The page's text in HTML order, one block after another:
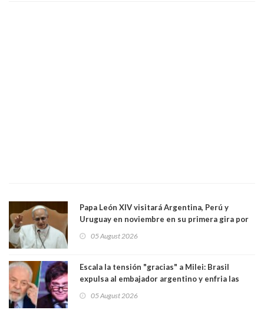
Papa León XIV visitará Argentina, Perú y
Uruguay en noviembre en su primera gira por
05 August 2026
Escala la tensión "gracias" a Milei: Brasil
expulsa al embajador argentino y enfria las
trasandino
05 August 2026